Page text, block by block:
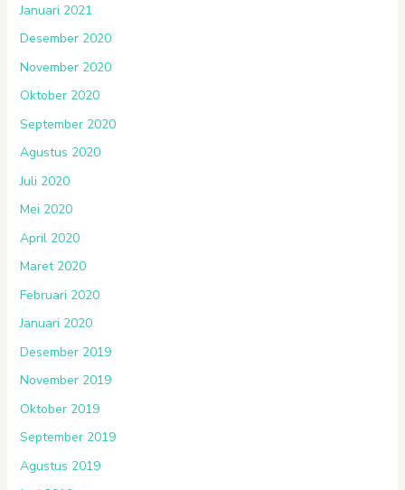
Januari 2021
Desember 2020
November 2020
Oktober 2020
September 2020
Agustus 2020
Juli 2020
Mei 2020
April 2020
Maret 2020
Februari 2020
Januari 2020
Desember 2019
November 2019
Oktober 2019
September 2019
Agustus 2019